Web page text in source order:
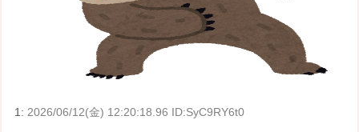
1: 2026/06/12(金) 12:20:18.96 ID:SyC9RY6t0